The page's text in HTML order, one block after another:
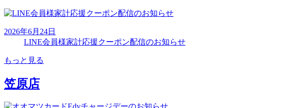
2026年6月24日
LINE会員様家計応援クーポン配信のお知らせ
もっと見る
笠原店